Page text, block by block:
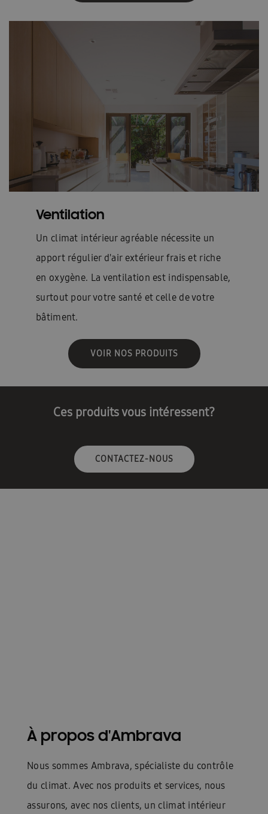
Ventilation
Un climat intérieur agréable nécessite un
apport régulier d'air extérieur frais et riche
en oxygène. La ventilation est indispensable,
surtout pour votre santé et celle de votre
bâtiment.
VOIR NOS PRODUITS
Ces produits vous intéressent?
CONTACTEZ-NOUS
À propos d'Ambrava
Nous sommes Ambrava, spécialiste du contrôle
du climat. Avec nos produits et services, nous
assurons, avec nos clients, un climat intérieur